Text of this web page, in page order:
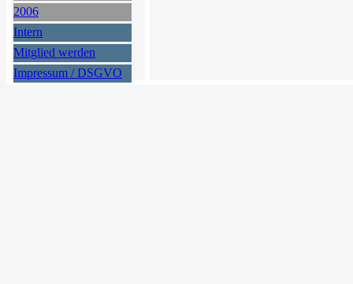
2006
Intern
Mitglied werden
Impressum / DSGVO